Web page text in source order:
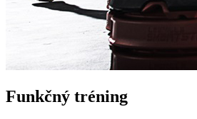
Funkčný tréning